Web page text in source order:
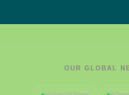
OUR GLOBAL